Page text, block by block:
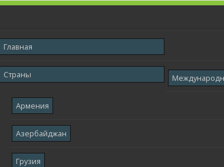
Главная
Страны
Армения
Азербайджан
Грузия